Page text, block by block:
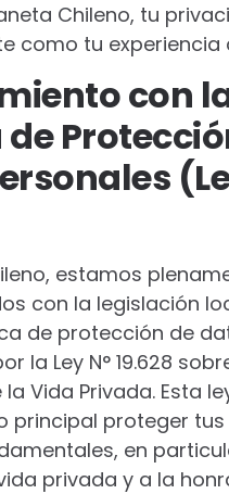
Chileno, tu
como tu experiencia
con
estamos
con la legislación
de protección de
la Ley N° 19.628
Vida Privada. Esta
principal proteger tus
en
privada y a la